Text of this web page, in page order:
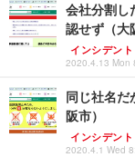
会社分割し
認せず（大
インシデン
2020.4.13 Mon
同じ社名だ
阪市）
インシデン
2020.4.1 Wed